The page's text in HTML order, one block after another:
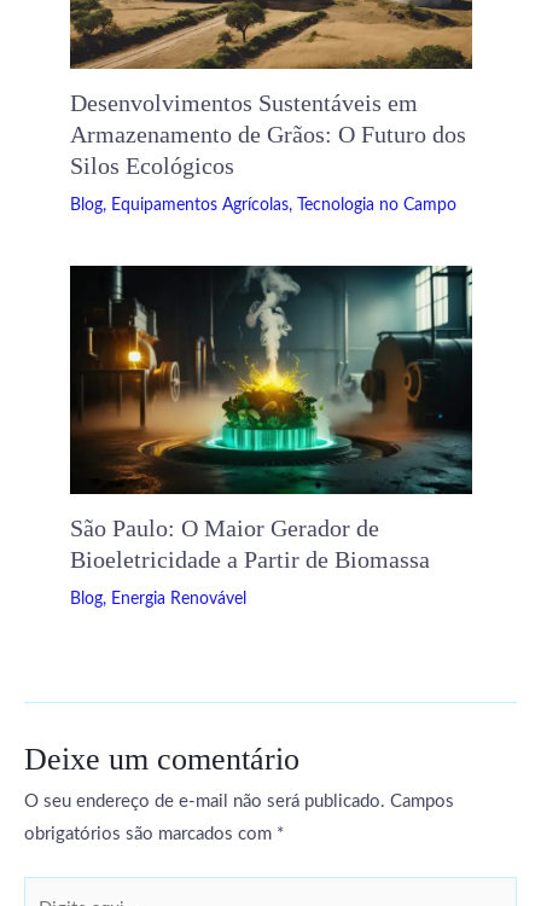
Desenvolvimentos Sustentáveis ​​em
Armazenamento de Grãos: O Futuro dos
Silos Ecológicos
Blog, Equipamentos Agrícolas, Tecnologia no Campo
São Paulo: O Maior Gerador de
Bioeletricidade a Partir de Biomassa
Blog, Energia Renovável
Deixe um comentário
O seu endereço de e-mail não será publicado. Campos
obrigatórios são marcados com *